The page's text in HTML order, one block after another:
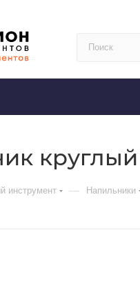
инструмент — Напильники